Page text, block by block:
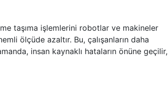
taşıma işlemlerini robotlar ve makineler
ölçüde azaltır. Bu, çalışanların daha
insan kaynaklı hataların önüne geçilir,